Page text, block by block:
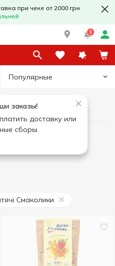
при чеке от 2000 грн
1
Популярные
заказы!
доставку или
сборы.
Здоровое питание и образ жизни
сахара
Смаколики